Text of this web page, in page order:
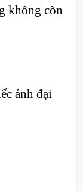
không còn
ảnh đại